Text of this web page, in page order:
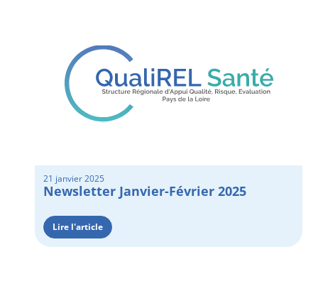
21 janvier 2025
Newsletter Janvier-Février 2025
Lire l'article